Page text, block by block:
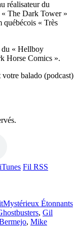
réalisateur du
« The Dark Tower »
québécois « Très
du « Hellboy
Horse Comics ».
votre balado (podcast)
Fil RSS
Catégories
Mystérieux Étonnants
, Gil
, Mike